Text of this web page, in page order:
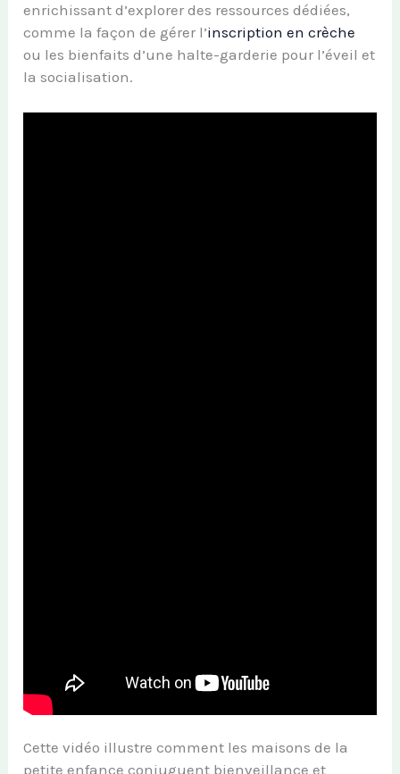
enrichissant d’explorer des ressources dédiées,
comme la façon de gérer l’inscription en crèche
ou les bienfaits d’une halte-garderie pour l’éveil et
la socialisation.
Cette vidéo illustre comment les maisons de la
petite enfance conjuguent bienveillance et